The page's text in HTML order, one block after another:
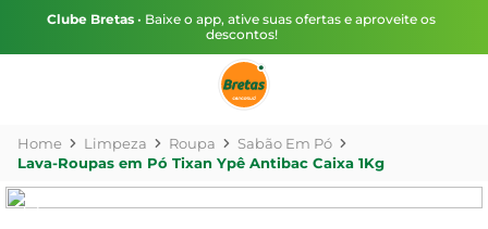
Clube Bretas • Baixe o app, ative suas ofertas e aproveite os
descontos!
Limpeza Roupa
Sabão Em Pó
Lava-Roupas em Pó Tixan Ypê Antibac Caixa 1Kg